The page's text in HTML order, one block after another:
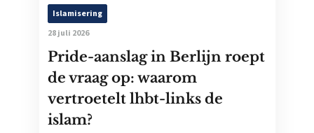
Islamisering
28 juli 2026
Pride-aanslag in Berlijn roept
de vraag op: waarom
vertroetelt lhbt-links de
islam?